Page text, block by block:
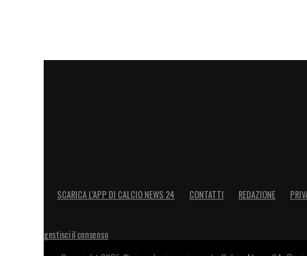
SCARICA L’APP DI CALCIO NEWS 24 CONTATTI REDAZIONE
gestisci il consenso